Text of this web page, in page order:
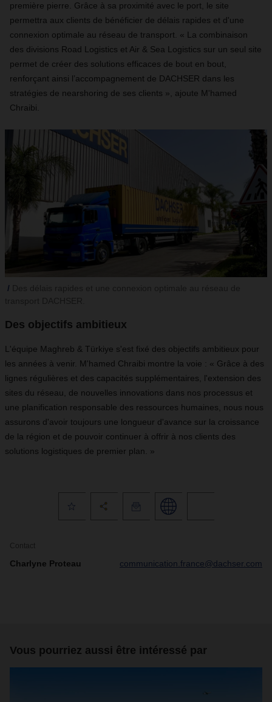
première pierre. Grâce à sa proximité avec le port, le site
permettra aux clients de bénéficier de délais rapides et d'une
connexion optimale au réseau de transport. « La combinaison
des divisions Road Logistics et Air & Sea Logistics sur un seul site
permet de créer des solutions efficaces de bout en bout,
renforçant ainsi l’accompagnement de DACHSER dans les
stratégies de nearshoring de ses clients », ajoute M'hamed
Chraibi.
Des objectifs ambitieux
L'équipe Maghreb & Türkiye s'est fixé des objectifs ambitieux pour
les années à venir. M'hamed Chraibi montre la voie : « Grâce à des
lignes régulières et des capacités supplémentaires, l'extension des
sites du réseau, de nouvelles innovations dans nos processus et
une planification responsable des ressources humaines, nous nous
assurons d'avoir toujours une longueur d'avance sur la croissance
de la région et de pouvoir continuer à offrir à nos clients des
solutions logistiques de premier plan. »
Contact
Charlyne Proteau communication.france@dachser.com
Vous pourriez aussi être intéressé par